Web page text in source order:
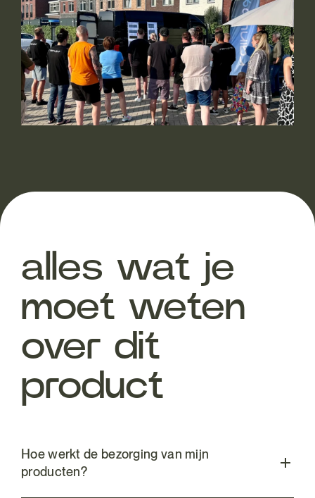
alles wat je
moet weten
over dit
product
Hoe werkt de bezorging van mijn
producten?